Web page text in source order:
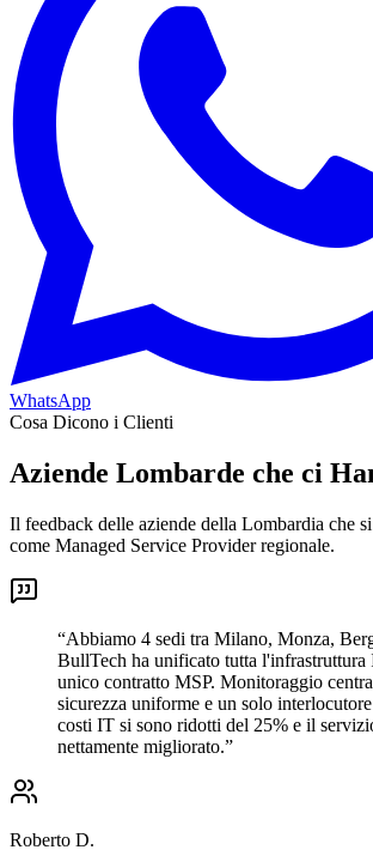
WhatsApp
Cosa Dicono i Clienti
Aziende Lombarde che ci
Il feedback delle aziende della Lombardia che
come Managed Service Provider regionale.
“Abbiamo 4 sedi tra Milano, Monza,
BullTech ha unificato tutta l'infrastruttura
unico contratto MSP. Monitoraggio
sicurezza uniforme e un solo
costi IT si sono ridotti del 25% e il
nettamente migliorato.”
Roberto D.